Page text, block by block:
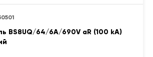
BS8UQ/64/6A/690V aR (100 kA)